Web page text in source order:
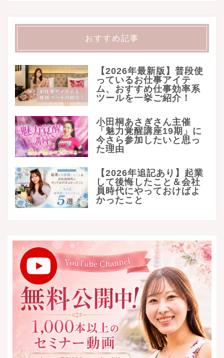
おすすめ記事
【2026年最新版】普段使
っているお仕事アイテ
ム、おすすめ仕事効率系
ツールを一挙ご紹介！
小田桐あさぎさん主催
「魅力覚醒講座19期」に
今さら参加したいと思っ
た理由
【2026年追記あり】起業
して後悔したこと＆会社
員時代にやっておけばよ
かったこと